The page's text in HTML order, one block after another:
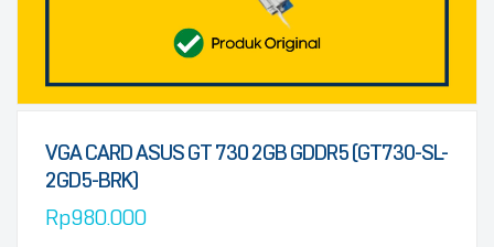
VGA CARD ASUS GT 730 2GB GDDR5 (GT730-SL-
2GD5-BRK)
Rp980.000